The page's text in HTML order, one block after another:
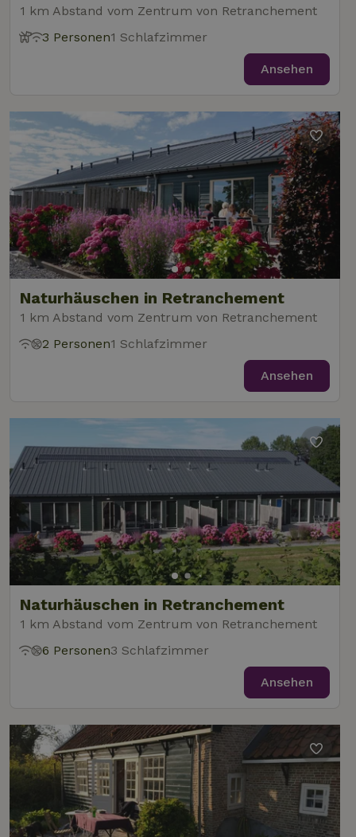
1 km Abstand vom Zentrum von Retranchement
3 Personen1 Schlafzimmer
Ansehen
Naturhäuschen in Retranchement
1 km Abstand vom Zentrum von Retranchement
2 Personen1 Schlafzimmer
Ansehen
Naturhäuschen in Retranchement
1 km Abstand vom Zentrum von Retranchement
6 Personen3 Schlafzimmer
Ansehen